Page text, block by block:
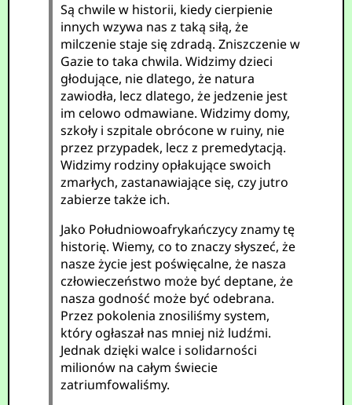
Są chwile w historii, kiedy cierpienie
innych wzywa nas z taką siłą, że
milczenie staje się zdradą. Zniszczenie w
Gazie to taka chwila. Widzimy dzieci
głodujące, nie dlatego, że natura
zawiodła, lecz dlatego, że jedzenie jest
im celowo odmawiane. Widzimy domy,
szkoły i szpitale obrócone w ruiny, nie
przez przypadek, lecz z premedytacją.
Widzimy rodziny opłakujące swoich
zmarłych, zastanawiające się, czy jutro
zabierze także ich.
Jako Południowoafrykańczycy znamy tę
historię. Wiemy, co to znaczy słyszeć, że
nasze życie jest poświęcalne, że nasza
człowieczeństwo może być deptane, że
nasza godność może być odebrana.
Przez pokolenia znosiliśmy system,
który ogłaszał nas mniej niż ludźmi.
Jednak dzięki walce i solidarności
milionów na całym świecie
zatriumfowaliśmy.